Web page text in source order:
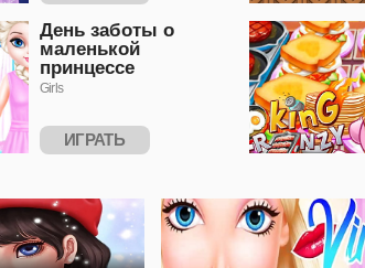
День заботы о
маленькой
принцессе
Girls
ИГРАТЬ